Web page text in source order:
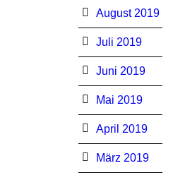
August 2019
Juli 2019
Juni 2019
Mai 2019
April 2019
März 2019